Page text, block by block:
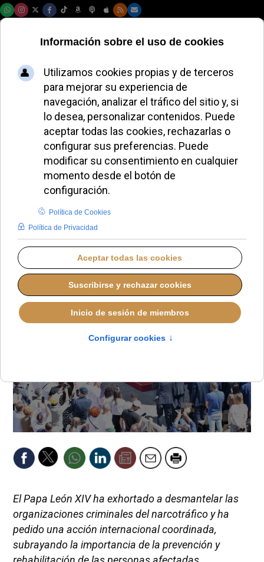
El Papa León XIV
llama a combatir el
narcotráfico desde
el Patio de San
Dámaso
El Papa León XIV ha exhortado a desmantelar las
organizaciones criminales del narcotráfico y ha
pedido una acción internacional coordinada,
subrayando la importancia de la prevención y